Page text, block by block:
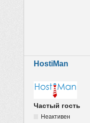
HostiMan
Частый гость
Неактивен